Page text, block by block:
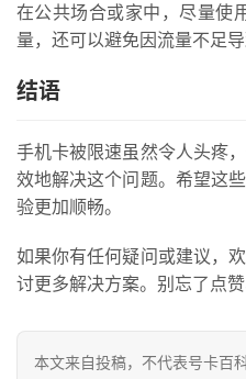
推
荐
号
认
证
值
业
在公共场合或家中，尽量使
量，还可以避免因流量不足导
结语
手机卡被限速虽然令人头疼
效地解决这个问题。希望这
验更加顺畅。
如果你有任何疑问或建议，
讨更多解决方案。别忘了点
本文来自投稿，不代表号卡百